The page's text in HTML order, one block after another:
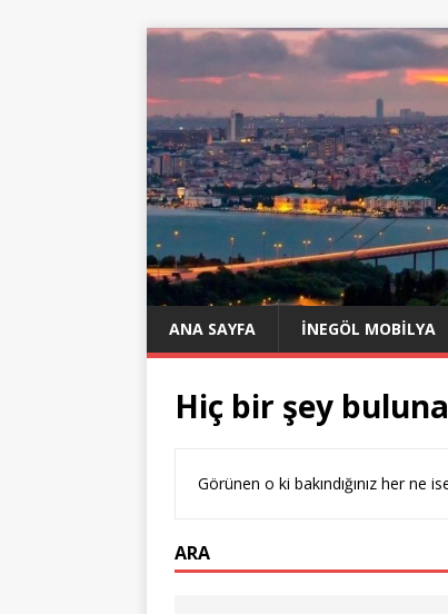
ANA SAYFA İNEGÖL MOBILYA
Hiç bir şey
Görünen o ki bakındığınız her ne
ARA